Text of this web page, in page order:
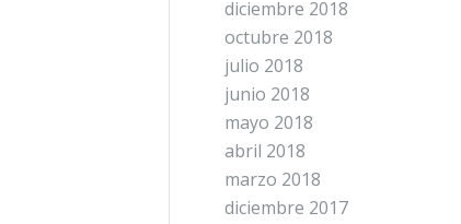
diciembre 2018
octubre 2018
julio 2018
junio 2018
mayo 2018
abril 2018
marzo 2018
diciembre 2017